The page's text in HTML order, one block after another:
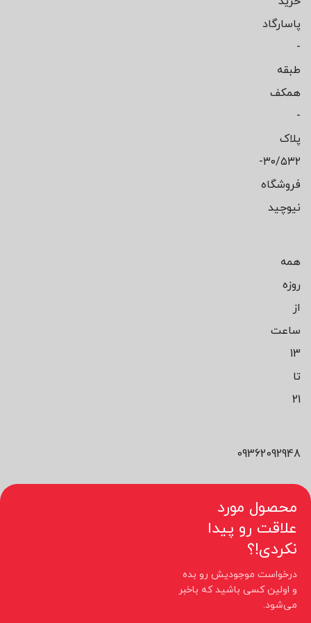
پاسارگاد
-
طبقه
همکف
-
پلاک
۳۰/۵۳۲-
فروشگاه
نیوچید
همه
روزه
از
ساعت
13
تا
21
09362092948
محصول مورد
علاقت رو پیدا
نکردی!؟
درخواست موجودیش رو بده
و اولین کسی باشید که باخبر
می‌شود.